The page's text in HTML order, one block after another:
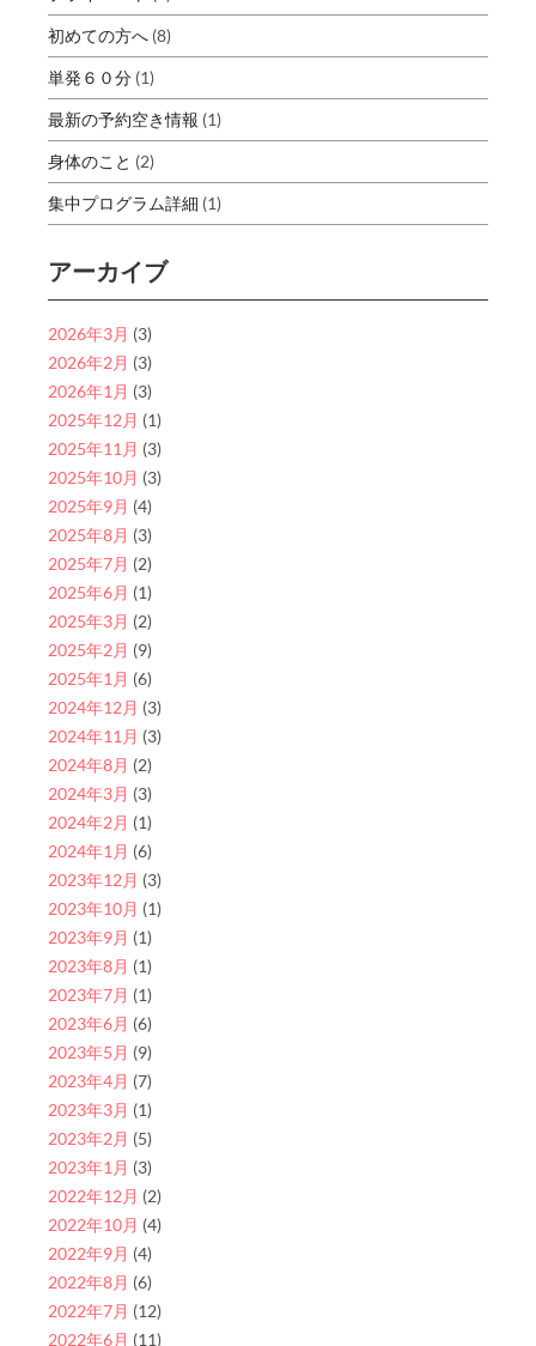
初めての方へ (8)
単発６０分 (1)
最新の予約空き情報 (1)
身体のこと (2)
集中プログラム詳細 (1)
アーカイブ
2026年3月 (3)
2026年2月 (3)
2026年1月 (3)
2025年12月 (1)
2025年11月 (3)
2025年10月 (3)
2025年9月 (4)
2025年8月 (3)
2025年7月 (2)
2025年6月 (1)
2025年3月 (2)
2025年2月 (9)
2025年1月 (6)
2024年12月 (3)
2024年11月 (3)
2024年8月 (2)
2024年3月 (3)
2024年2月 (1)
2024年1月 (6)
2023年12月 (3)
2023年10月 (1)
2023年9月 (1)
2023年8月 (1)
2023年7月 (1)
2023年6月 (6)
2023年5月 (9)
2023年4月 (7)
2023年3月 (1)
2023年2月 (5)
2023年1月 (3)
2022年12月 (2)
2022年10月 (4)
2022年9月 (4)
2022年8月 (6)
2022年7月 (12)
2022年6月 (11)